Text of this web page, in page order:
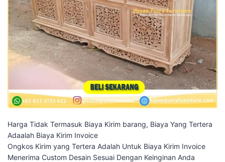
Harga Tidak Termasuk Biaya Kirim barang, Biaya Yang Tertera
Adaalah Biaya Kirim Invoice
Ongkos Kirim yang Tertera Adalah Untuk Biaya Kirim Invoice
Menerima Custom Desain Sesuai Dengan Keinginan Anda